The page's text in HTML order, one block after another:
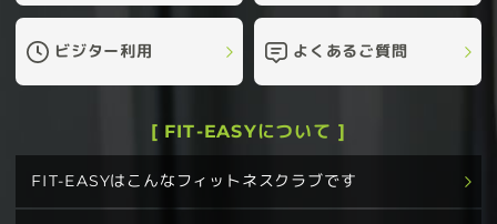
ビジター利用 よくあるご質問
[ FIT-EASYについて ]
FIT-EASYはこんなフィットネスクラブです